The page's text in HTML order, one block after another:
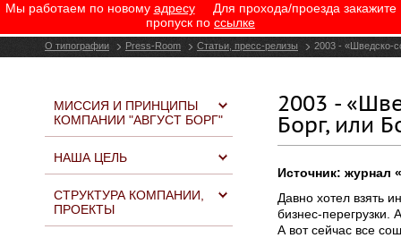
Мы работаем по новому адресу
Для прохода/проезда закажите
пропуск по ссылке
О типографии Press-Room Статьи, пресс-релизы 2003 - «Шведско-
МИССИЯ И ПРИНЦИПЫ
КОМПАНИИ "АВГУСТ БОРГ"
НАША ЦЕЛЬ
СТРУКТУРА КОМПАНИИ,
ПРОЕКТЫ
2003 -
Борг, или
Источник: журнал
Давно хотел взять
бизнес-перегрузки.
А вот сейчас все